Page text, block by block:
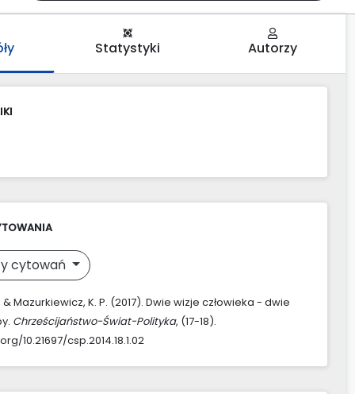
Statystyki Autorzy
cytowań
& Mazurkiewicz, K. P. (2017). Dwie wizje człowieka - dwie
Chrześcijaństwo-Świat-Polityka, (17-18).
10.21697/csp.2014.18.1.02